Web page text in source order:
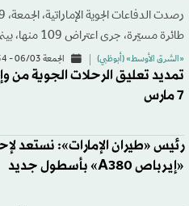
طائرة مسيّرة، جرى اعتراض 109 منها، بينما سقطت 3 داخل أراضي الدولة.
«الشرق الأوسط» (أبوظبي) الجمعة 06/03 - 17:54
تمديد تعليق الرحلات الجوية من
7 مارس
رئيس «طيران الإمارات»: نستعد
«إيرباص A380» بأسطول جديد